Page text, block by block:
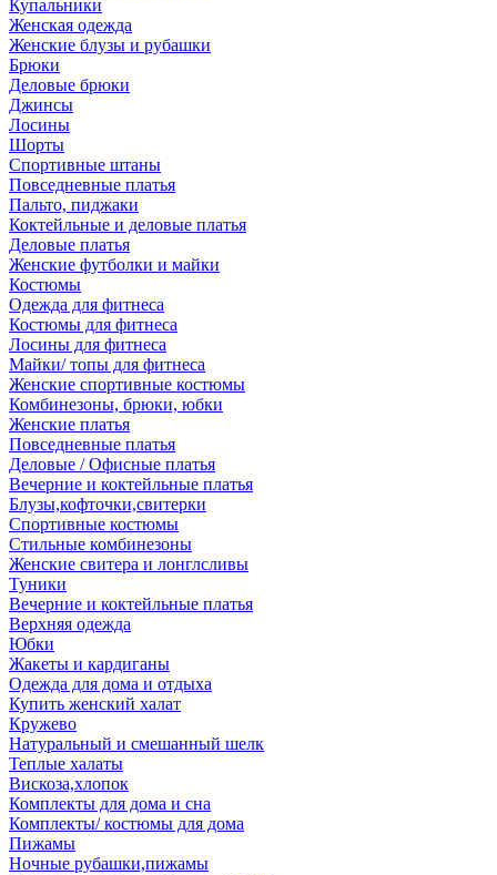
Купальники
Женская одежда
Женские блузы и рубашки
Брюки
Деловые брюки
Джинсы
Лосины
Шорты
Спортивные штаны
Повседневные платья
Пальто, пиджаки
Коктейльные и деловые платья
Деловые платья
Женские футболки и майки
Костюмы
Одежда для фитнеса
Костюмы для фитнеса
Лосины для фитнеса
Майки/ топы для фитнеса
Женские спортивные костюмы
Комбинезоны, брюки, юбки
Женские платья
Повседневные платья
Деловые / Офисные платья
Вечерние и коктейльные платья
Блузы,кофточки,свитерки
Спортивные костюмы
Стильные комбинезоны
Женские свитера и лонглсливы
Туники
Вечерние и коктейльные платья
Верхняя одежда
Юбки
Жакеты и кардиганы
Одежда для дома и отдыха
Купить женский халат
Кружево
Натуральный и смешанный шелк
Теплые халаты
Вискоза,хлопок
Комплекты для дома и сна
Комплекты/ костюмы для дома
Пижамы
Ночные рубашки,пижамы